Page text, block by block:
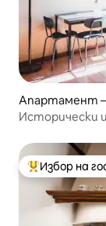
Апартамент –
Исторически
Най-Избор на